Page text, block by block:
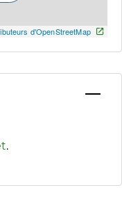
d'OpenStreetMap
associées
.